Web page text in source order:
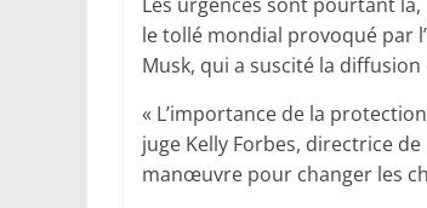
le tollé mondial provoqué par
Musk, qui a suscité la
« L’importance de la
juge Kelly Forbes, directrice
manœuvre pour changer les